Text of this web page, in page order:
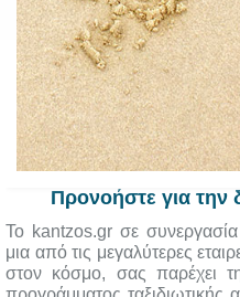
Προνοήστε για την
Το kantzos.gr σε
μια από τις μεγαλύτερες
στον κόσμο, σας παρέχει